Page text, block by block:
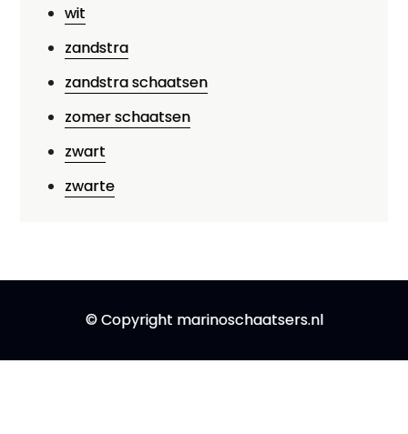
wit
zandstra
zandstra schaatsen
zomer schaatsen
zwart
zwarte
© Copyright marinoschaatsers.nl